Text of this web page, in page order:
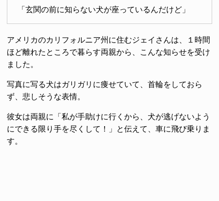
「玄関の前に知らない犬が座っているんだけど」
アメリカのカリフォルニア州に住むジェイさんは、１時間
ほど離れたところで暮らす両親から、こんな知らせを受け
ました。
写真に写る犬はガリガリに痩せていて、首輪をしておら
ず、悲しそうな表情。
彼女は両親に「私が手助けに行くから、犬が逃げないよう
にできる限り手を尽くして！」と伝えて、車に飛び乗りま
す。